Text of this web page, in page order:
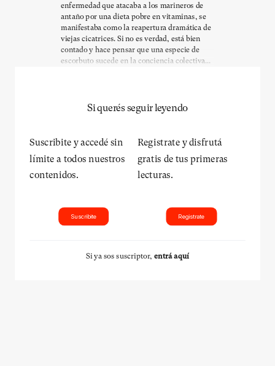
enfermedad que atacaba a los marineros de
antaño por una dieta pobre en vitaminas, se
manifestaba como la reapertura dramática de
viejas cicatrices. Si no es verdad, está bien
contado y hace pensar que una especie de
escorbuto sucede en la conciencia colectiva...
Si querés seguir leyendo
Suscribite y accedé sin
límite a todos nuestros
contenidos.
Suscribite
Registrate y disfrutá
gratis de tus primeras
lecturas.
Registrate
Si ya sos suscriptor, entrá aquí